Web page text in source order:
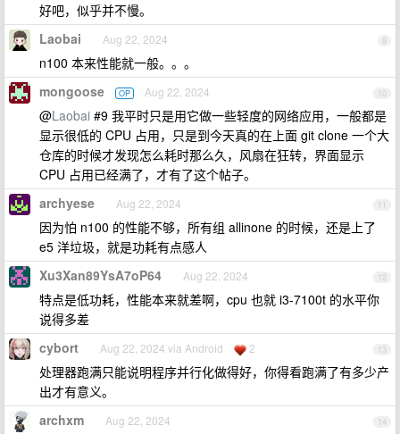
好吧，似乎并不慢。
9
Laobai Aug 22, 2024
n100 本来性能就一般。。。
10
mongoose OP Aug 22, 2024
@Laobai #9 我平时只是用它做一些轻度的网络应用，一般都是
显示很低的 CPU 占用，只是到今天真的在上面 git clone 一个大
仓库的时候才发现怎么耗时那么久，风扇在狂转，界面显示
CPU 占用已经满了，才有了这个帖子。
11
archyese Aug 22, 2024
因为怕 n100 的性能不够，所有组 allinone 的时候，还是上了
e5 洋垃圾，就是功耗有点感人
12
Xu3Xan89YsA7oP64 Aug 22, 2024
特点是低功耗，性能本来就差啊，cpu 也就 i3-7100t 的水平你
说得多差
13
cybort Aug 22, 2024 via Android 2
处理器跑满只能说明程序并行化做得好，你得看跑满了有多少产
出才有意义。
14
archxm Aug 22, 2024